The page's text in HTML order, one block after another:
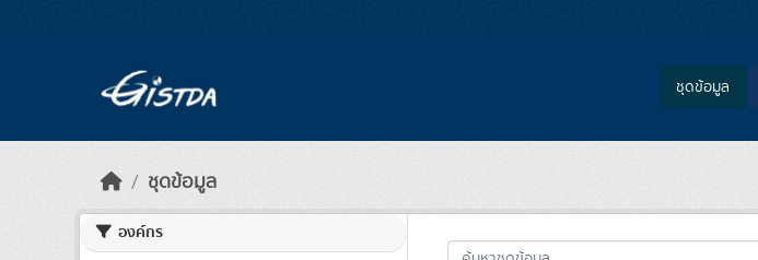
ชุดข้อมูล
ชุดข้อมูล
องค์กร